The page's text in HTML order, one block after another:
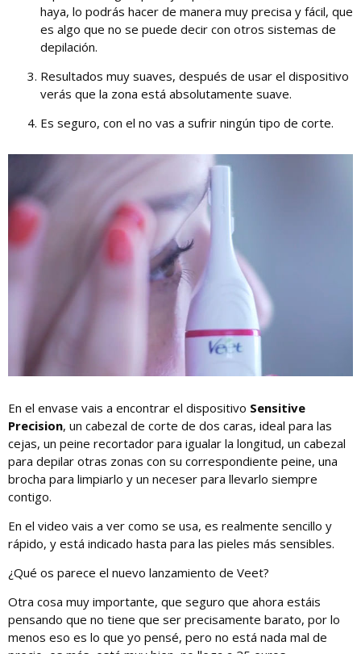
haya, lo podrás hacer de manera muy precisa y fácil, que
es algo que no se puede decir con otros sistemas de
depilación.
Resultados muy suaves, después de usar el dispositivo
verás que la zona está absolutamente suave.
Es seguro, con el no vas a sufrir ningún tipo de corte.
En el envase vais a encontrar el dispositivo Sensitive
Precision, un cabezal de corte de dos caras, ideal para las
cejas, un peine recortador para igualar la longitud, un cabezal
para depilar otras zonas con su correspondiente peine, una
brocha para limpiarlo y un neceser para llevarlo siempre
contigo.
En el video vais a ver como se usa, es realmente sencillo y
rápido, y está indicado hasta para las pieles más sensibles.
¿Qué os parece el nuevo lanzamiento de Veet?
Otra cosa muy importante, que seguro que ahora estáis
pensando que no tiene que ser precisamente barato, por lo
menos eso es lo que yo pensé, pero no está nada mal de